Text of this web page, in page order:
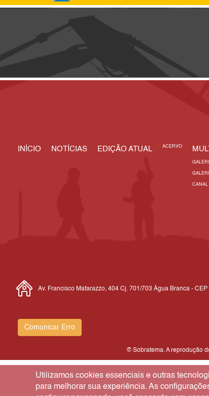
INÍCIO NOTÍCIAS EDIÇÃO ATUAL ACERVO
CANAL
Av. Francisco Matarazzo, 404 Cj. 701/703 Água Branca -
Comunicar Erro
© Sobratema. A reprodução
Utilizamos cookies essenciais e outras
para melhorar sua experiência. As